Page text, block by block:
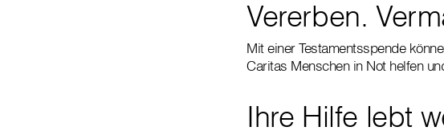
Vererben.
Mit einer Testamentsspende
Caritas Menschen in Not helfen
Ihre Hilfe lebt